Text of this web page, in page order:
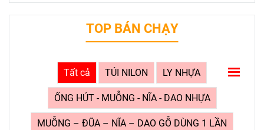
TOP BÁN CHẠY
Tất cả TÚI NILON LY NHỰA
ỐNG HÚT - MUỖNG - NĨA - DAO NHỰA
MUỖNG – ĐŨA – NĨA – DAO GỖ DÙNG 1 LẦN